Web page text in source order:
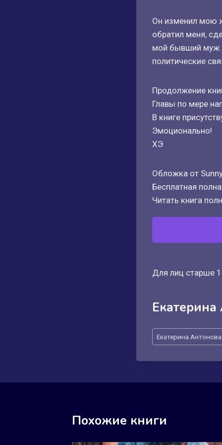
Он изменил мою
обратил меня,
мой бывший муж
политические
Продолжение
Главы по мере
В книге
Эмоционально!
ХЭ
Обложка от
Бесплатная
Читать книга
Для лиц старше
Метки
записи:
Екатерина Антонова
Похожие книги